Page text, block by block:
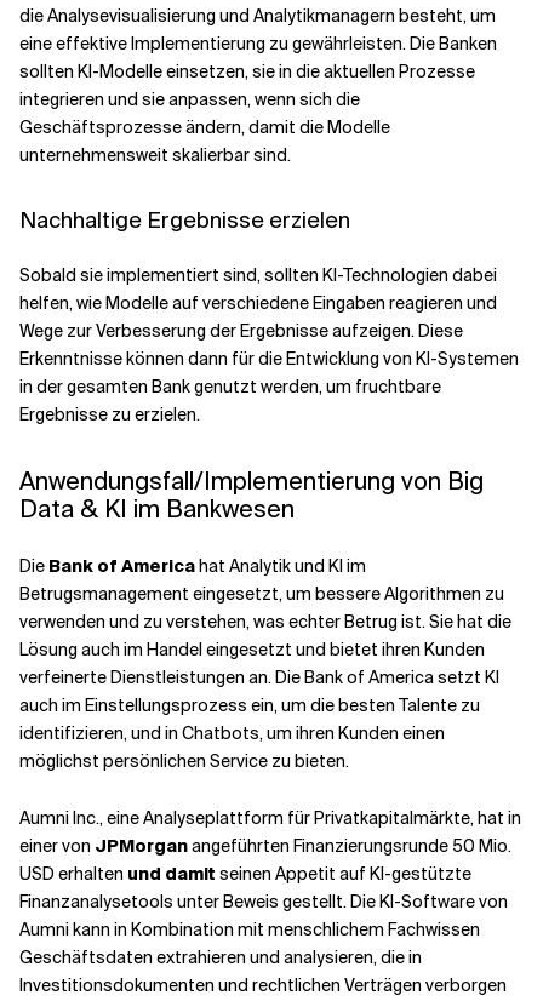
die Analysevisualisierung und Analytikmanagern besteht, um
eine effektive Implementierung zu gewährleisten. Die Banken
sollten KI-Modelle einsetzen, sie in die aktuellen Prozesse
integrieren und sie anpassen, wenn sich die
Geschäftsprozesse ändern, damit die Modelle
unternehmensweit skalierbar sind.
Nachhaltige Ergebnisse erzielen
Sobald sie implementiert sind, sollten KI-Technologien dabei
helfen, wie Modelle auf verschiedene Eingaben reagieren und
Wege zur Verbesserung der Ergebnisse aufzeigen. Diese
Erkenntnisse können dann für die Entwicklung von KI-Systemen
in der gesamten Bank genutzt werden, um fruchtbare
Ergebnisse zu erzielen.
Anwendungsfall/Implementierung von Big
Data & KI im Bankwesen
Die Bank of Americahat Analytik und KI im
Betrugsmanagement eingesetzt, um bessere Algorithmen zu
verwenden und zu verstehen, was echter Betrug ist. Sie hat die
Lösung auch im Handel eingesetzt und bietet ihren Kunden
verfeinerte Dienstleistungen an. Die Bank of America setzt KI
auch im Einstellungsprozess ein, um die besten Talente zu
identifizieren, und in Chatbots, um ihren Kunden einen
möglichst persönlichen Service zu bieten.
Aumni Inc., eine Analyseplattform für Privatkapitalmärkte, hat in
einer von JPMorganangeführten Finanzierungsrunde 50 Mio.
USD erhalten und damit seinen Appetit auf KI-gestützte
Finanzanalysetools unter Beweis gestellt. Die KI-Software von
Aumni kann in Kombination mit menschlichem Fachwissen
Geschäftsdaten extrahieren und analysieren, die in
Investitionsdokumenten und rechtlichen Verträgen verborgen